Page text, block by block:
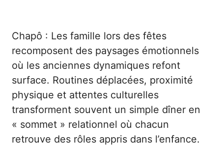
Chapô : Les famille lors des fêtes
recomposent des paysages émotionnels
où les anciennes dynamiques refont
surface. Routines déplacées, proximité
physique et attentes culturelles
transforment souvent un simple dîner en
« sommet » relationnel où chacun
retrouve des rôles appris dans l’enfance.